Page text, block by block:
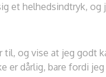
et helhedsindtryk,
og vise at jeg godt
er dårlig, bare fordi jeg